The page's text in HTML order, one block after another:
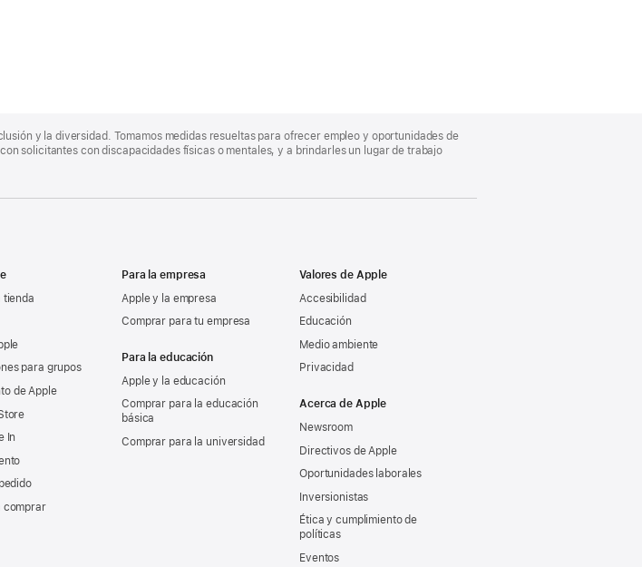
y la diversidad. Tomamos medidas resueltas para ofrecer empleo y oportunidades de
solicitantes con discapacidades físicas o mentales, y a brindarles un lugar de trabajo
tienda
para grupos
de Apple
In
comprar
Para la empresa
Apple y la empresa
Comprar para tu empresa
Para la educación
Apple y la educación
Comprar para la educación
básica
Comprar para la universidad
Valores de Apple
Accesibilidad
Educación
Medio ambiente
Privacidad
Acerca de Apple
Newsroom
Directivos de Apple
Oportunidades laborales
Inversionistas
Ética y cumplimiento de
políticas
Eventos